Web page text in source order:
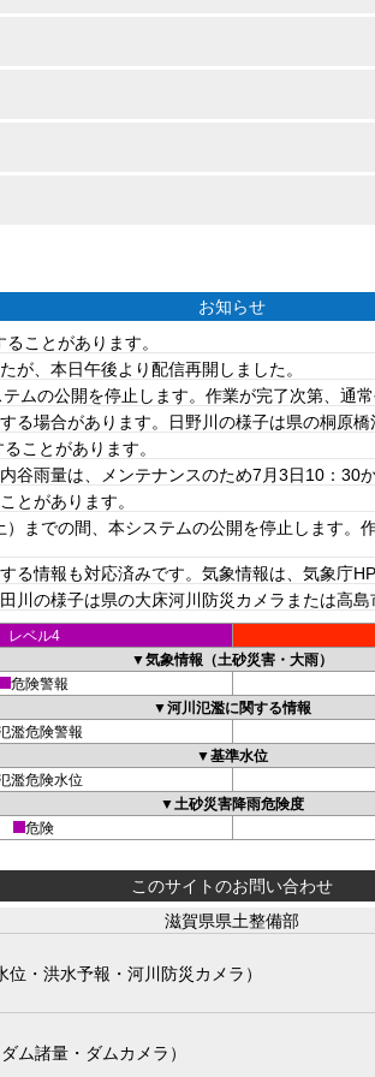
お知らせ
ことがあります。
が、本日午後より配信再開しました。
ムの公開を停止します。作業が完了次第、通
場合があります。日野川の様子は県の桐原橋
ことがあります。
雨量は、メンテナンスのため7月3日10：30
とがあります。
までの間、本システムの公開を停止します
情報も対応済みです。気象情報は、気象庁
川の様子は県の大床河川防災カメラまたは高
レベル4
▼気象情報（土砂災害・大雨）
危険警報
▼河川氾濫に関する情報
濫危険警報
▼基準水位
濫危険水位
▼土砂災害降雨危険度
危険
このサイトのお問い合わせ
滋賀県県土整備部
・洪水予報・河川防災カメラ）
ム諸量・ダムカメラ）